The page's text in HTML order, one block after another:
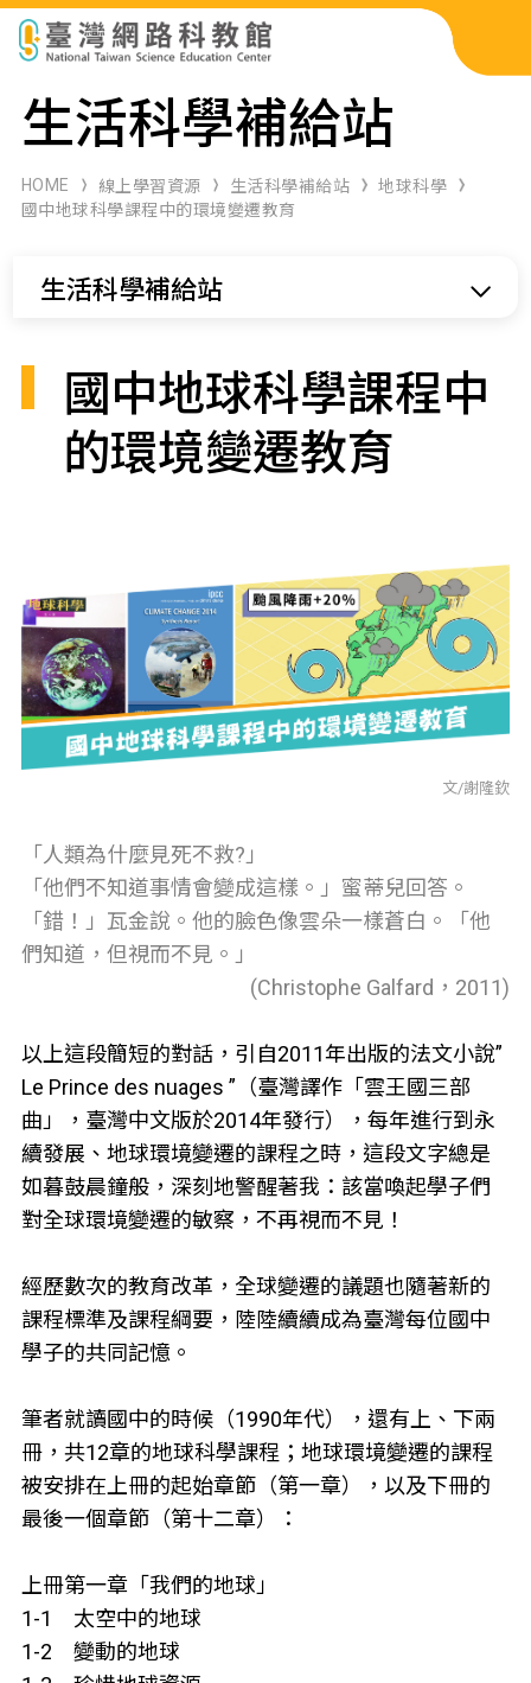
科展作品檢索
科學研習月刊
生活科學補給站
HOME 線上學習資源 生活科學補給站
地球科學
國中地球科學課程中的環境變遷教育
生活科學補給站
國中地球科學課程中
的環境變遷教育
文/謝隆欽
「人類為什麼見死不救?」
「他們不知道事情會變成這樣。」蜜蒂兒回答。
「錯！」瓦金說。他的臉色像雲朵一樣蒼白。「他
們知道，但視而不見。」
(Christophe Galfard，2011)
以上這段簡短的對話，引自2011年出版的法文小說”
Le Prince des nuages ”（臺灣譯作「雲王國三部
曲」，臺灣中文版於2014年發行），每年進行到永
續發展、地球環境變遷的課程之時，這段文字總是
如暮鼓晨鐘般，深刻地警醒著我：該當喚起學子們
對全球環境變遷的敏察，不再視而不見！
經歷數次的教育改革，全球變遷的議題也隨著新的
課程標準及課程綱要，陸陸續續成為臺灣每位國中
學子的共同記憶。
筆者就讀國中的時候（1990年代），還有上、下兩
冊，共12章的地球科學課程；地球環境變遷的課程
被安排在上冊的起始章節（第一章），以及下冊的
最後一個章節（第十二章）：
上冊第一章「我們的地球」
1-1 太空中的地球
1-2 變動的地球